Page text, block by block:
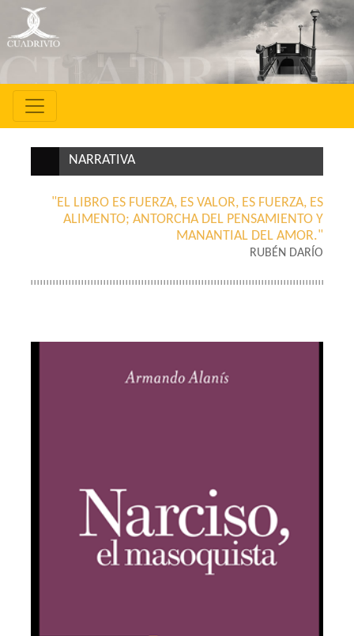
NARRATIVA
"EL LIBRO ES FUERZA, ES VALOR, ES FUERZA, ES
ALIMENTO; ANTORCHA DEL PENSAMIENTO Y
MANANTIAL DEL AMOR."
RUBÉN DARÍO